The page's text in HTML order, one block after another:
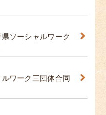
県ソーシャルワーク
ワーク三団体合同